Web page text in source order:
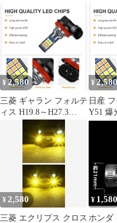
ッド 爆光 単色
H8/H11/H16 LED フォ
グランプ バルブ 球 2個
SET 特注ハイパワー
LEDチップ搭載 ポン付
け 新品 送料込み Bタイ
プ
チ部
LED
ァン
抵抗内
検対応
¥2,580
三菱 ギャラン フォルテ
ィス H19.8～H27.3
H8/H11/H16 LED フォ
グランプ バルブ 球 2個
SET 特注ハイパワー
LEDチップ搭載 ポン付
け 新品 送料込み Bタイ
プ
¥2,580
日産 フ
Y51 爆
H8/
グラン
SET
LEDチ
け 新
プ
¥ 2,580
三菱 エクリプス クロス
¥ 1,580
ホンダ